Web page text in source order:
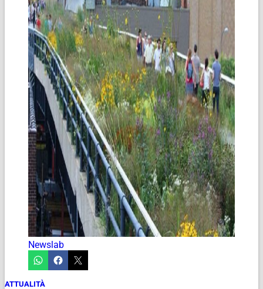
Newslab
ATTUALITÀ